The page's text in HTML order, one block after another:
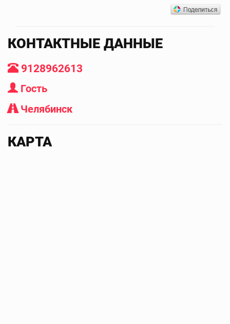
КОНТАКТНЫЕ ДАННЫЕ
9128962613
Гость
Челябинск
КАРТА